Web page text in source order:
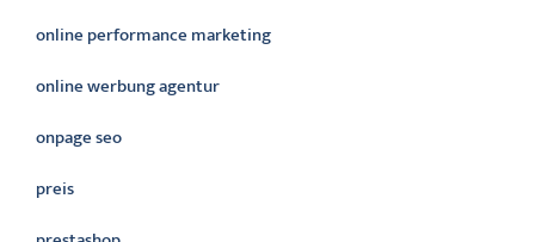
online performance marketing
online werbung agentur
onpage seo
preis